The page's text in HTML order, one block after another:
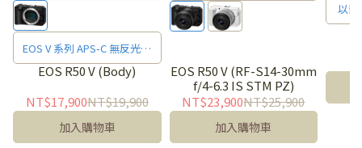
EOS V 系列 APS-C 無反光鏡
影音相機
EOS R50 V (Body)
NT$17,900NT$19,900
加入購物車
EOS R50 V (RF-S14-30mm
f/4-6.3 IS STM PZ)
NT$23,900NT$25,900
加入購物車
以影